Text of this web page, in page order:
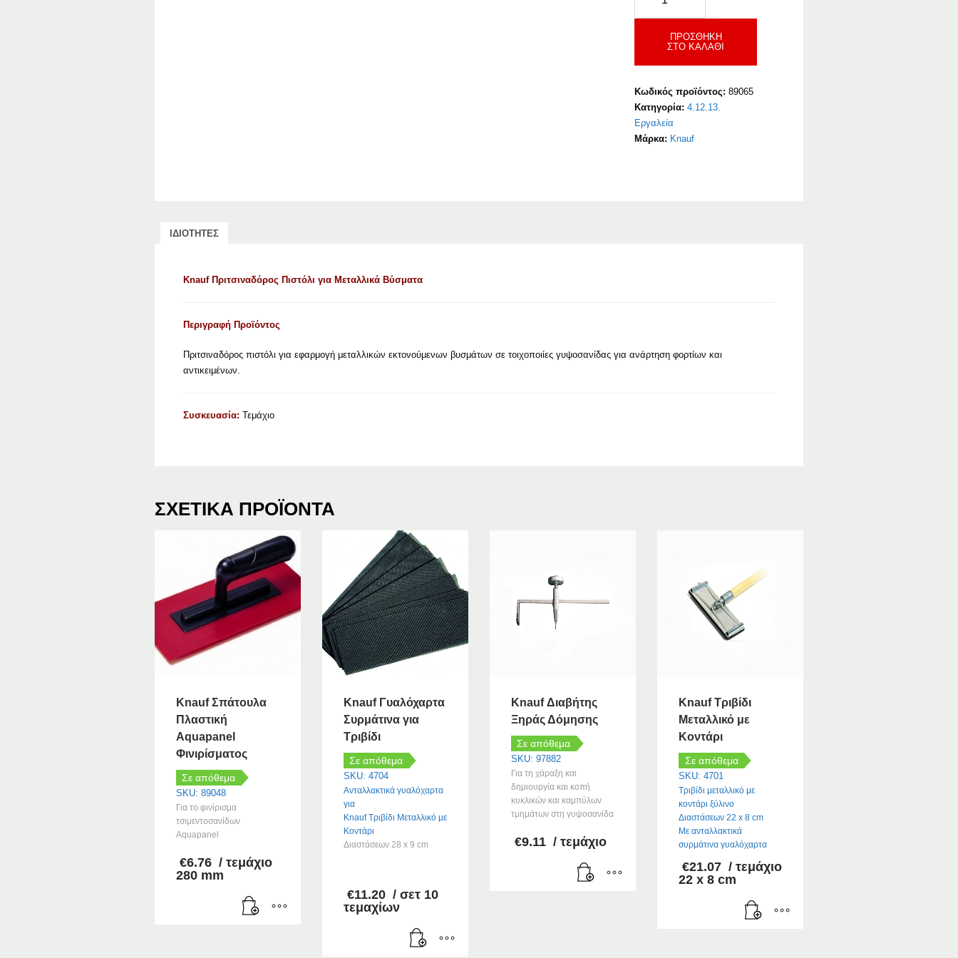
Πριτσιναδόρος
Πιστόλι
Μεταλλικά
Βύσματα
ΠΡΟΣΘΉΚΗ
ΣΤΟ ΚΑΛΆΘΙ
Κωδικός προϊόντος: 89065
Κατηγορία: 4.12.13.
Εργαλεία
Μάρκα: Knauf
ΙΔΙΟΤΗΤΕΣ
Knauf Πριτσιναδόρος Πιστόλι για Μεταλλικά Βύσματα
Περιγραφή Προϊόντος
Πριτσιναδόρος πιστόλι για εφαρμογή μεταλλικών εκτονούμενων βυσμάτων σε τοιχοποιίες γυψοσανίδας για ανάρτηση φορτίων και
αντικειμένων.
Συσκευασία: Τεμάχιο
ΣΧΕΤΙΚΆ ΠΡΟΪΌΝΤΑ
Knauf Σπάτουλα
Πλαστική
Aquapanel
Φινιρίσματος
Σε απόθεμα
SKU: 89048
Για το φινίρισμα
τσιμεντοσανίδων
Aquapanel
€6.76 / τεμάχιο
280 mm
Knauf Γυαλόχαρτα
Συρμάτινα για
Τριβίδι
Σε απόθεμα
SKU: 4704
Ανταλλακτικά γυαλόχαρτα
για
Knauf Τριβίδι Μεταλλικό με
Κοντάρι
Διαστάσεων 28 x 9 cm
€11.20 / σετ 10
τεμαχίων
Knauf Διαβήτης
Ξηράς Δόμησης
Σε απόθεμα
SKU: 97882
Για τη χάραξη και
δημιουργία και κοπή
κυκλικών και καμπύλων
τμημάτων στη γυψοσανίδα
€9.11 / τεμάχιο
Knauf Τριβίδι
Μεταλλικό με
Κοντάρι
Σε απόθεμα
SKU: 4701
Τριβίδι μεταλλικό με
κοντάρι ξύλινο
Διαστάσεων 22 x 8 cm
Με ανταλλακτικά
συρμάτινα γυαλόχαρτα
€21.07 / τεμάχιο
22 x 8 cm